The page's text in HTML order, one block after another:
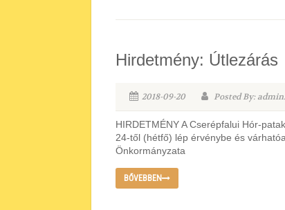
Hirdetmény: Útlezárás
2018-09-20 Posted By:
HIRDETMÉNY A Cserépfalui Hór-
24-től (hétfő) lép érvénybe és
Önkormányzata
BŐVEBBEN